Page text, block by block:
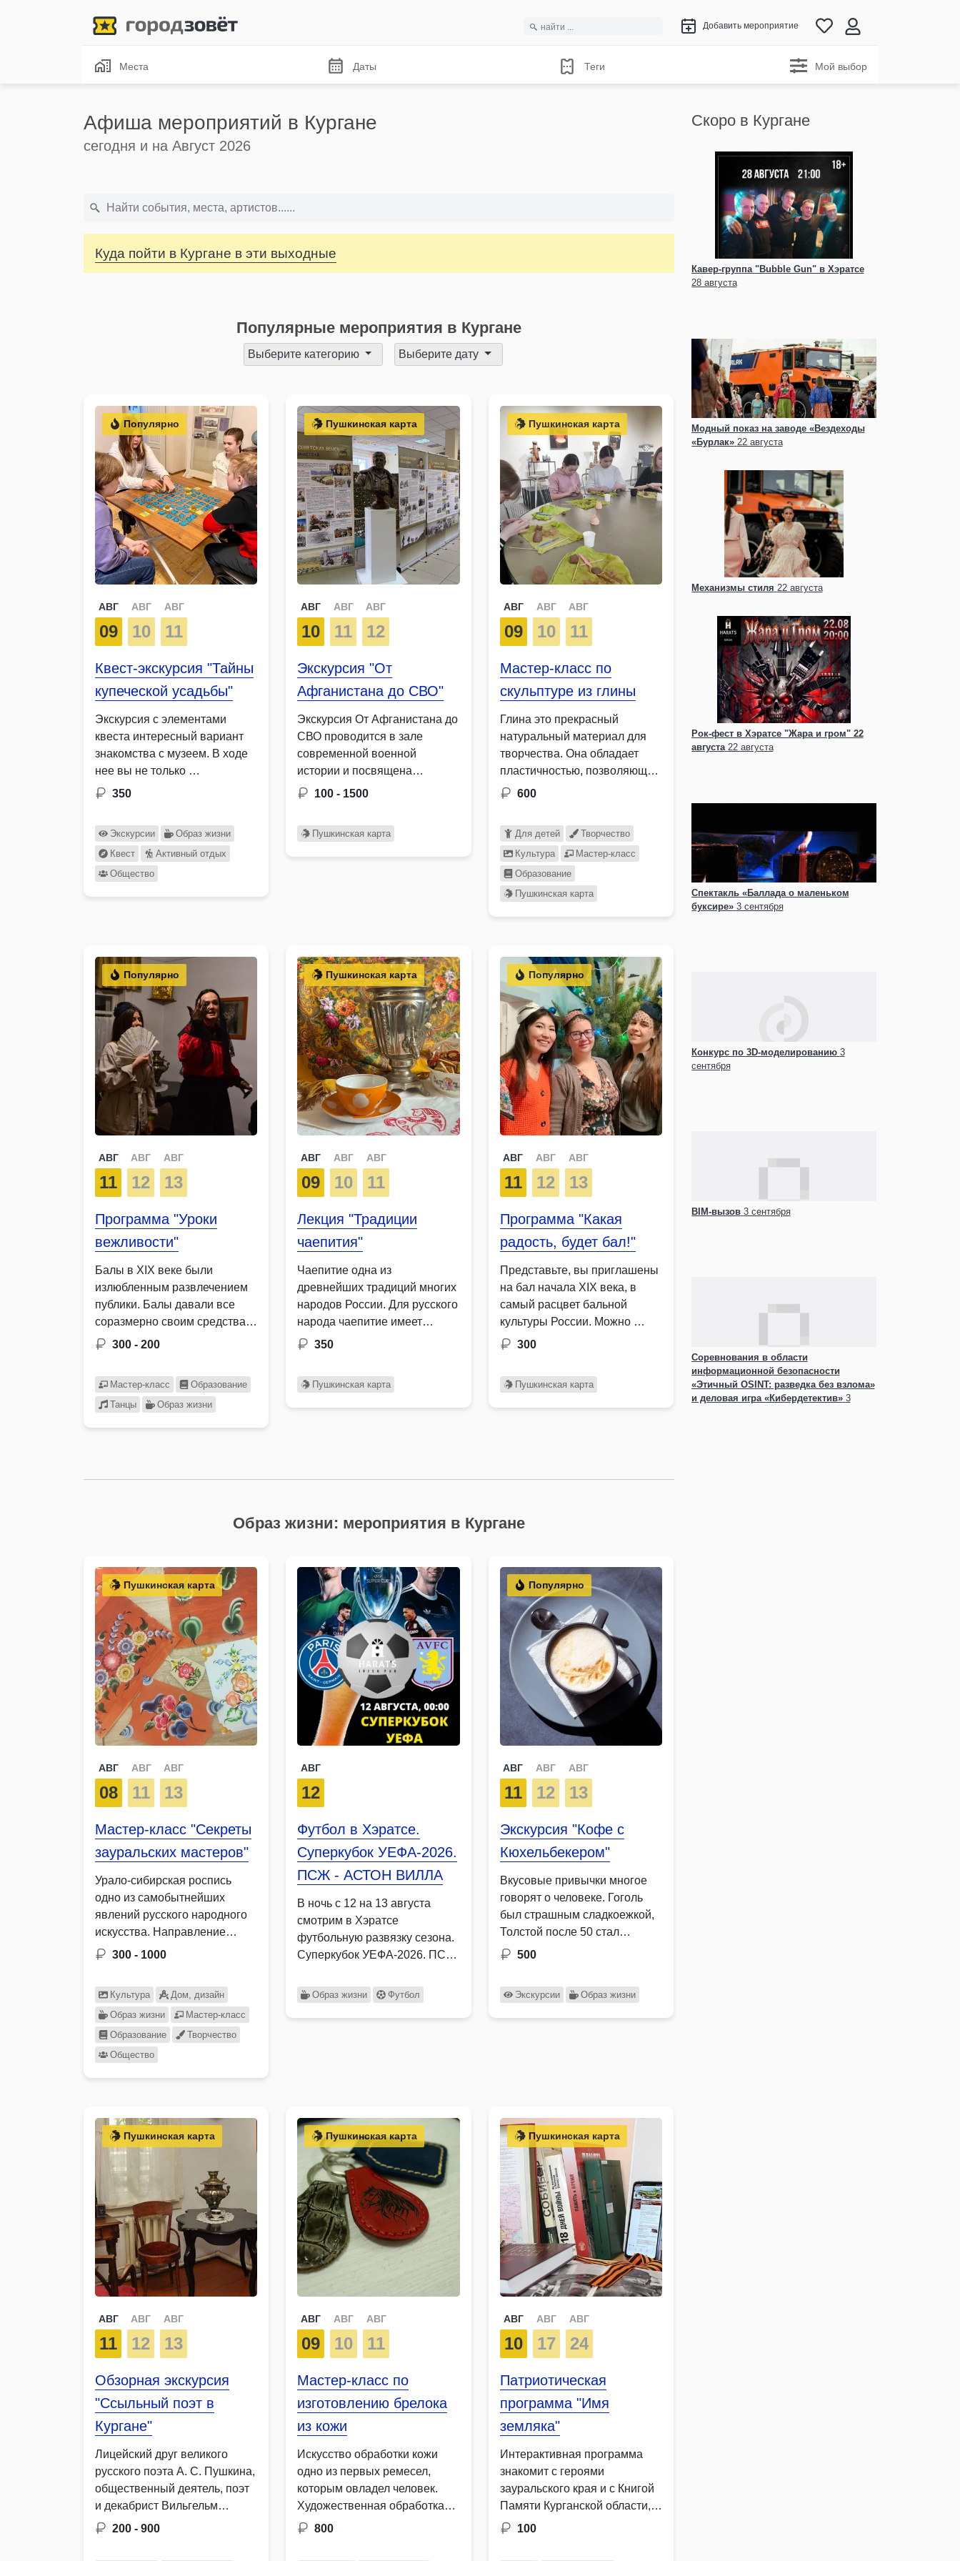
Добавить мероприятие
Места Даты Теги Мой выбор
Афиша мероприятий в Кургане
сегодня и на Август 2026
Куда пойти в Кургане в эти выходные
Популярные мероприятия в Кургане
Выберите категорию Выберите дату
Популярно
АВГ
09
АВГ
10
АВГ
11
Квест-экскурсия "Тайны
купеческой усадьбы"
Экскурсия с элементами
квеста интересный вариант
знакомства с музеем. В ходе
нее вы не только …
350
Экскурсии
Образ жизни
Квест
Активный отдых
Общество
Пушкинская карта
АВГ
10
АВГ
11
АВГ
12
Экскурсия "От
Афганистана до СВО"
Экскурсия От Афганистана до
СВО проводится в зале
современной военной
истории и посвящена
ключевым локальным …
100 - 1500
Пушкинская карта
Пушкинская карта
АВГ
09
АВГ
10
АВГ
11
Мастер-класс по
скульптуре из глины
Глина это прекрасный
натуральный материал для
творчества. Она обладает
пластичностью, позволяющей
придавать любую форму, и …
600
Для детей
Творчество
Культура
Мастер-класс
Образование
Пушкинская карта
Популярно
АВГ
11
АВГ
12
АВГ
13
Программа "Уроки
вежливости"
Балы в XIX веке были
излюбленным развлечением
публики. Балы давали все
соразмерно своим средствам
и …300 - 200
Мастер-класс
Образование
Танцы
Образ жизни
Пушкинская карта
АВГ
09
АВГ
10
АВГ
11
Лекция "Традиции
чаепития"
Чаепитие одна из
древнейших традиций многих
народов России. Для русского
народа чаепитие имеет
глубокие исторические …
350
Пушкинская карта
Популярно
АВГ
11
АВГ
12
АВГ
13
Программа "Какая
радость, будет бал!"
Представьте, вы приглашены
на бал начала XIX века, в
самый расцвет бальной
культуры России. Можно …
300
Пушкинская карта
Образ жизни: мероприятия в Кургане
Пушкинская карта
АВГ
08
АВГ
11
АВГ
13
Мастер-класс "Секреты
зауральских мастеров"
Урало-сибирская роспись
одно из самобытнейших
явлений русского народного
искусства. Направление
включает в себя гармоничную
300 - 1000
Культура
Дом, дизайн
Образ жизни
Мастер-класс
Образование
Творчество
Общество
АВГ
12
Футбол в Хэратсе.
Суперкубок УЕФА-2026.
ПСЖ - АСТОН ВИЛЛА
В ночь с 12 на 13 августа
смотрим в Хэратсе
футбольную развязку сезона.
Суперкубок УЕФА-2026. ПСЖ
Образ жизни Футбол
Популярно
АВГ
11
АВГ
12
АВГ
13
Экскурсия "Кофе с
Кюхельбекером"
Вкусовые привычки многое
говорят о человеке. Гоголь
был страшным сладкоежкой,
Толстой после 50 стал
вегетарианцем, …
500
Экскурсии Образ жизни
Пушкинская карта
АВГ
11
АВГ
12
АВГ
13
Обзорная экскурсия
"Ссыльный поэт в
Кургане"
Лицейский друг великого
русского поэта А. С. Пушкина,
общественный деятель, поэт
и декабрист Вильгельм
Карлович …
200 - 900
Пушкинская карта
АВГ
09
АВГ
10
АВГ
11
Мастер-класс по
изготовлению брелока
из кожи
Искусство обработки кожи
одно из первых ремесел,
которым овладел человек.
Художественная обработка
кожи была хорошо …
800
Пушкинская карта
АВГ
10
АВГ
17
АВГ
24
Патриотическая
программа "Имя
земляка"
Интерактивная программа
знакомит с героями
зауральского края и с Книгой
Памяти Курганской области,
которая положена …
100
Скоро в Кургане
Кавер-группа "Bubble Gun" в Хэратсе
28 августа
Модный показ на заводе «Вездеходы
«Бурлак» 22 августа
Механизмы стиля 22 августа
Рок-фест в Хэратсе "Жара и гром" 22
августа 22 августа
Спектакль «Баллада о маленьком
буксире» 3 сентября
Конкурс по 3D-моделированию 3
сентября
BIM-вызов 3 сентября
Соревнования в области
информационной безопасности
«Этичный OSINT: разведка без взлома»
и деловая игра «Кибердетектив» 3